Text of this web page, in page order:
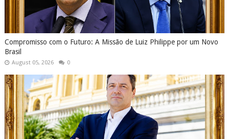
Compromisso com o Futuro: A Missão de Luiz Philippe por um Novo
Brasil
August 05, 2026 0